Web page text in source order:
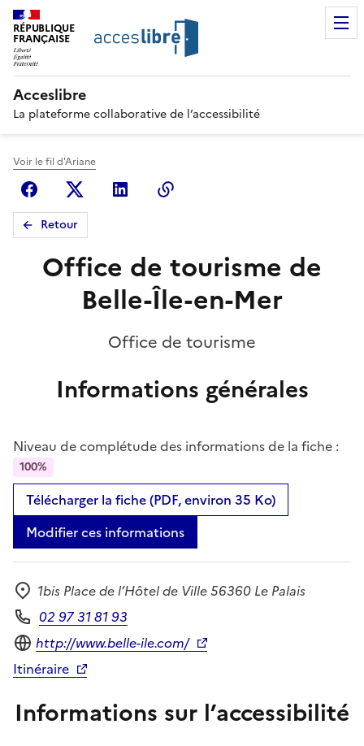
RÉPUBLIQUE
FRANÇAISE
Acceslibre
La plateforme collaborative de l’accessibilité
Voir le fil d'Ariane
FacebookX (anciennement Twitter)
Linkedin
Retour
Office de tourisme de
Belle-Île-en-Mer
Office de tourisme
Informations générales
Niveau de complétude des informations de la fiche :
100%
Télécharger la fiche (PDF, environ 35 Ko)
Modifier ces informations
Adresse
1bis Place de l’Hôtel de Ville 56360 Le Palais
Téléphone
02 97 31 81 93
Site internet
http://www.belle-ile.com/
Itinéraire
Informations sur l’accessibilité